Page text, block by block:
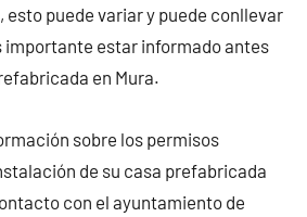
esto puede variar y puede conllevar
importante estar informado antes
en Mura.
sobre los permisos
de su casa prefabricada
con el ayuntamiento de